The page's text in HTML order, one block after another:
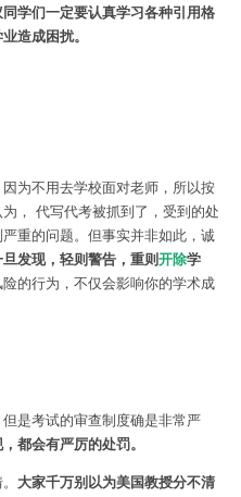
学们一定要认真学习各种引用格
造成困扰。
为不用去学校面对老师，所以按
， 代写代考被抓到了，受到的处
重的问题。但事实并非如此，诚
旦发现，轻则警告，重则 开除学
的行为，不仅会影响你的学术成
是考试的审查制度确是非常严
都会有严厉的处罚。
大家千万别以为美国教授分不清